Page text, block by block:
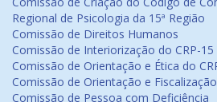
Regional de Psicologia da 15ª Região
Comissão de Direitos Humanos
Comissão de Interiorização do CRP-15
Comissão de Orientação e Ética do
Comissão de Orientação e
Comissão de Pessoa com Deficiência